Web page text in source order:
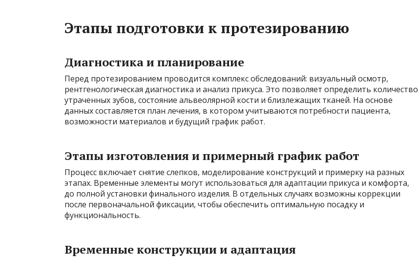
Этапы подготовки к протезированию
Диагностика и планирование
Перед протезированием проводится комплекс обследований: визуальный осмотр,
рентгенологическая диагностика и анализ прикуса. Это позволяет определить количество
утраченных зубов, состояние альвеолярной кости и близлежащих тканей. На основе
данных составляется план лечения, в котором учитываются потребности пациента,
возможности материалов и будущий график работ.
Этапы изготовления и примерный график работ
Процесс включает снятие слепков, моделирование конструкций и примерку на разных
этапах. Временные элементы могут использоваться для адаптации прикуса и комфорта,
до полной установки финального изделия. В отдельных случаях возможны коррекции
после первоначальной фиксации, чтобы обеспечить оптимальную посадку и
функциональность.
Временные конструкции и адаптация